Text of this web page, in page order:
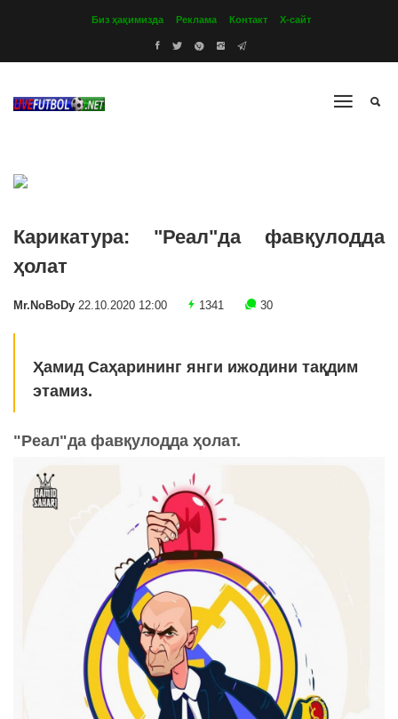
Биз ҳақимизда Реклама Контакт Х-сайт
Карикатура: "Реал"да фавқулодда
ҳолат
Mr.NoBoDy 22.10.2020 12:00 1341 30
Ҳамид Саҳарининг янги ижодини тақдим
этамиз.
"Реал"да фавқулодда ҳолат.